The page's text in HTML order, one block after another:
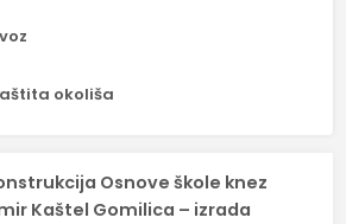
okoliša
Osnove škole knez
Kaštel Gomilica – izrada